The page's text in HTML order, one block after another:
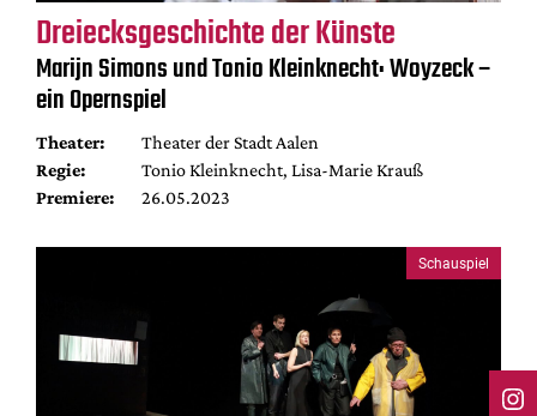
Dreiecksgeschichte der Künste
Marijn Simons und Tonio Kleinknecht: Woyzeck –
ein Opernspiel
Theater:
Theater der Stadt Aalen
Regie:
Tonio Kleinknecht, Lisa-Marie Krauß
Premiere:
26.05.2023
Schauspiel